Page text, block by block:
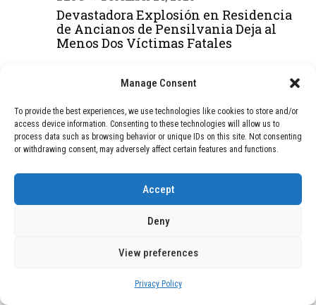
Manage Consent
To provide the best experiences, we use technologies like cookies to store and/or
access device information. Consenting to these technologies will allow us to
process data such as browsing behavior or unique IDs on this site. Not consenting
or withdrawing consent, may adversely affect certain features and functions.
Accept
Deny
View preferences
Privacy Policy
Devastadora Explosión en Residencia
de Ancianos de Pensilvania Deja al
Menos Dos Víctimas Fatales
01 TECNOLOGÍA February 9, 2026
Motor de 800 W, rango de 45 km y
ruedas todo terreno: este scooter cuesta
solo 300 euros y representa una
adquisición impresionante
Vídeo impactante: BYD revela en
en apenas 5 minutos de carga